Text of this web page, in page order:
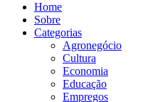
Home
Sobre
Categorias
Agronegócio
Cultura
Economia
Educação
Empregos